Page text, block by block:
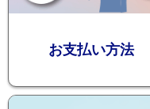
お支払い方法